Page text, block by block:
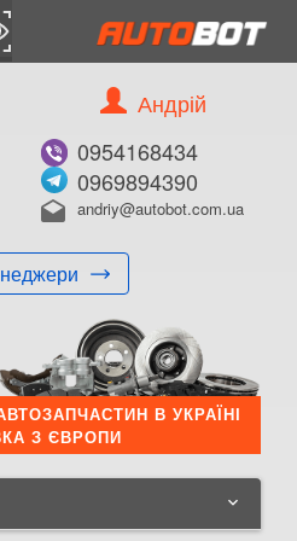
Андрій
0954168434
0969894390
drafts andriy@autobot.com.ua
В УКРАЇНІ
З ЄВРОПИ
keyboard_arrow_down